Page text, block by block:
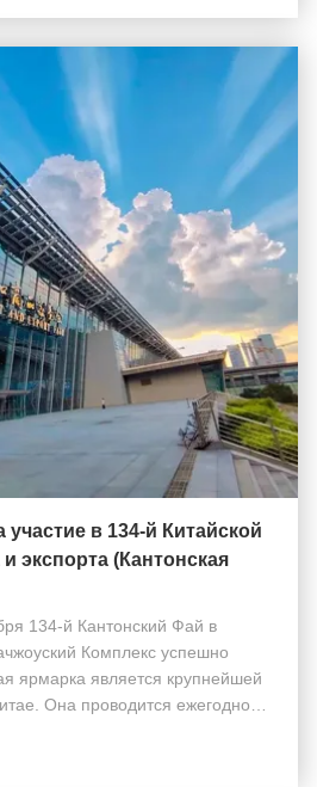
участие в 134-й Китайской
экспорта (Кантонская
134-й Кантонский Фай в
Комплекс успешно
ярмарка является крупнейшей
Она проводится ежегодно
тысяч стендов с выста...